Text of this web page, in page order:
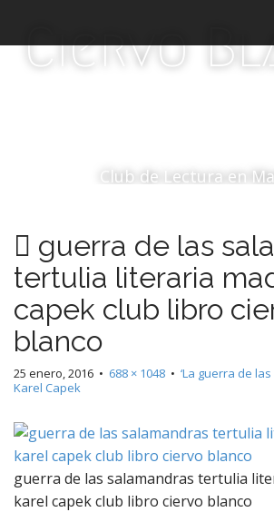
l
Ciervo
Club de Lectura en
guerra de las
tertulia literaria
capek club libro
blanco
25 enero, 2016 • 688 × 1048 • ‘La guerra de
Karel Capek
guerra de las salamandras tertulia
karel capek club libro ciervo blanco